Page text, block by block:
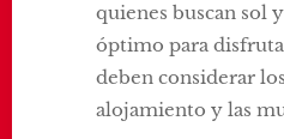
quienes buscan sol
óptimo para
deben considerar
alojamiento y las